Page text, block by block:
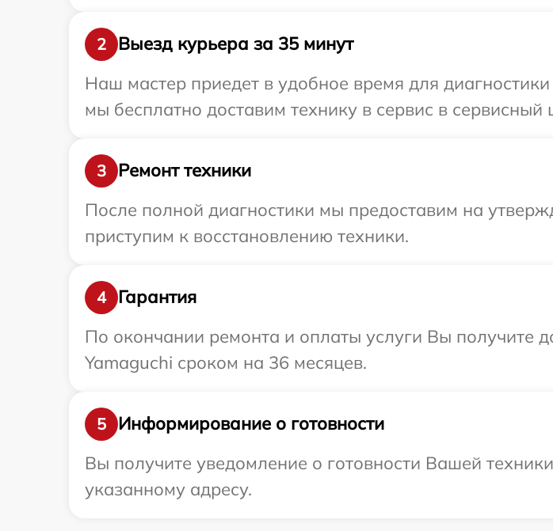
2
Выезд курьера за 35 минут
Наш мастер приедет в удобное время для
мы бесплатно доставим технику в сервис в сервисный
3
Ремонт техники
После полной диагностики мы предоставим на
приступим к восстановлению техники.
4
Гарантия
По окончании ремонта и оплаты услуги Вы получите
Yamaguchi сроком на 36 месяцев.
5
Информирование о готовности
Вы получите уведомление о готовности Вашей
указанному адресу.